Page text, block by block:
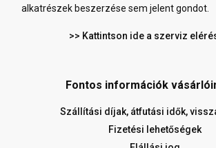
alkatrészek beszerzése sem jelent gondot.
>> Kattintson ide a szerviz
Fontos információk
Szállítási díjak, átfutási idők,
Fizetési lehetőségek